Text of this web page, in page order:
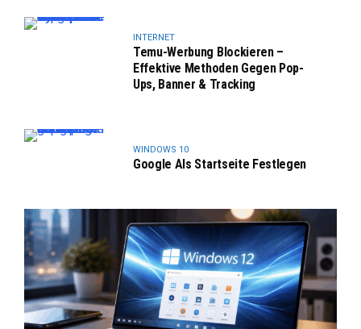
INTERNET
Temu-Werbung Blockieren –
Effektive Methoden Gegen Pop-
Ups, Banner & Tracking
WINDOWS 10
Google Als Startseite Festlegen